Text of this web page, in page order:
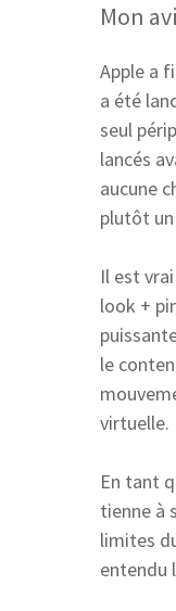
Mon
Apple a
a été
seul
lancés
aucune
plutôt
Il est
look +
le
virtuelle.
En tant
tienne à
limites
entendu